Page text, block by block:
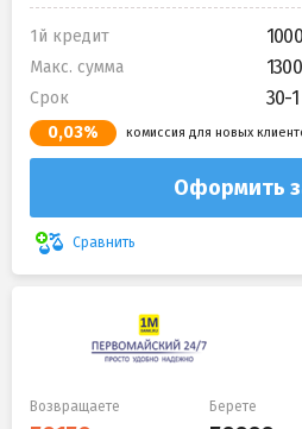
1й кредит
Макс. сумма
Срок 30-
0,03% комиссия для новых
Оформить
Сравнить
Возвращаете Берете